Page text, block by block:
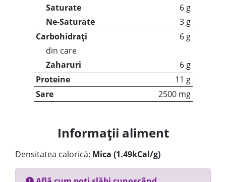
Saturate
6 g
Ne-Saturate
3 g
Carbohidrați
6 g
din care
Zaharuri
6 g
Proteine
11 g
Sare
2500 mg
Informații aliment
Densitatea calorică: Mica (1.49kCal/g)